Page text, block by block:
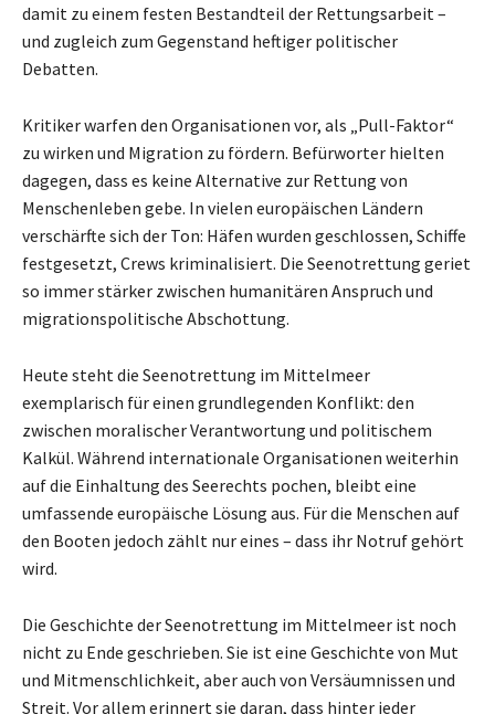
damit zu einem festen Bestandteil der Rettungsarbeit –
und zugleich zum Gegenstand heftiger politischer
Debatten.
Kritiker warfen den Organisationen vor, als „Pull-Faktor“
zu wirken und Migration zu fördern. Befürworter hielten
dagegen, dass es keine Alternative zur Rettung von
Menschenleben gebe. In vielen europäischen Ländern
verschärfte sich der Ton: Häfen wurden geschlossen, Schiffe
festgesetzt, Crews kriminalisiert. Die Seenotrettung geriet
so immer stärker zwischen humanitären Anspruch und
migrationspolitische Abschottung.
Heute steht die Seenotrettung im Mittelmeer
exemplarisch für einen grundlegenden Konflikt: den
zwischen moralischer Verantwortung und politischem
Kalkül. Während internationale Organisationen weiterhin
auf die Einhaltung des Seerechts pochen, bleibt eine
umfassende europäische Lösung aus. Für die Menschen auf
den Booten jedoch zählt nur eines – dass ihr Notruf gehört
wird.
Die Geschichte der Seenotrettung im Mittelmeer ist noch
nicht zu Ende geschrieben. Sie ist eine Geschichte von Mut
und Mitmenschlichkeit, aber auch von Versäumnissen und
Streit. Vor allem erinnert sie daran, dass hinter jeder